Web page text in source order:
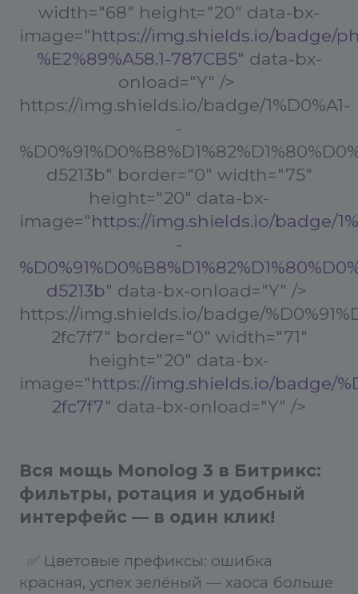
width="68" height="20" data-bx-
image="https://img.shields.io/badge/
%E2%89%A58.1-787CB5" data-bx-
onload="Y" />
https://img.shields.io/badge/1%D0%A1-
-
d5213b" border="0" width="75"
height="20" data-bx-
image="https://img.shields.io/badge/
-
d5213b" data-bx-onload="Y" />
https://img.shields.io/badge/
2fc7f7" border="0" width="71"
height="20" data-bx-
image="https://img.shields.io/badge/
2fc7f7" data-bx-onload="Y" />
Вся мощь Monolog 3 в Битрикс:
фильтры, ротация и удобный
интерфейс — в один клик!
✅ Цветовые префиксы: ошибка
красная, успех зелёный — хаоса больше